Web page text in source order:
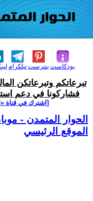
تيلكرامبنترست بودكاست
تبرعاتكم وتبرعاتكن
فشاركونا في دعم
[اشترك في قناة
الحوار المتمدن -
الموقع الرئيسي